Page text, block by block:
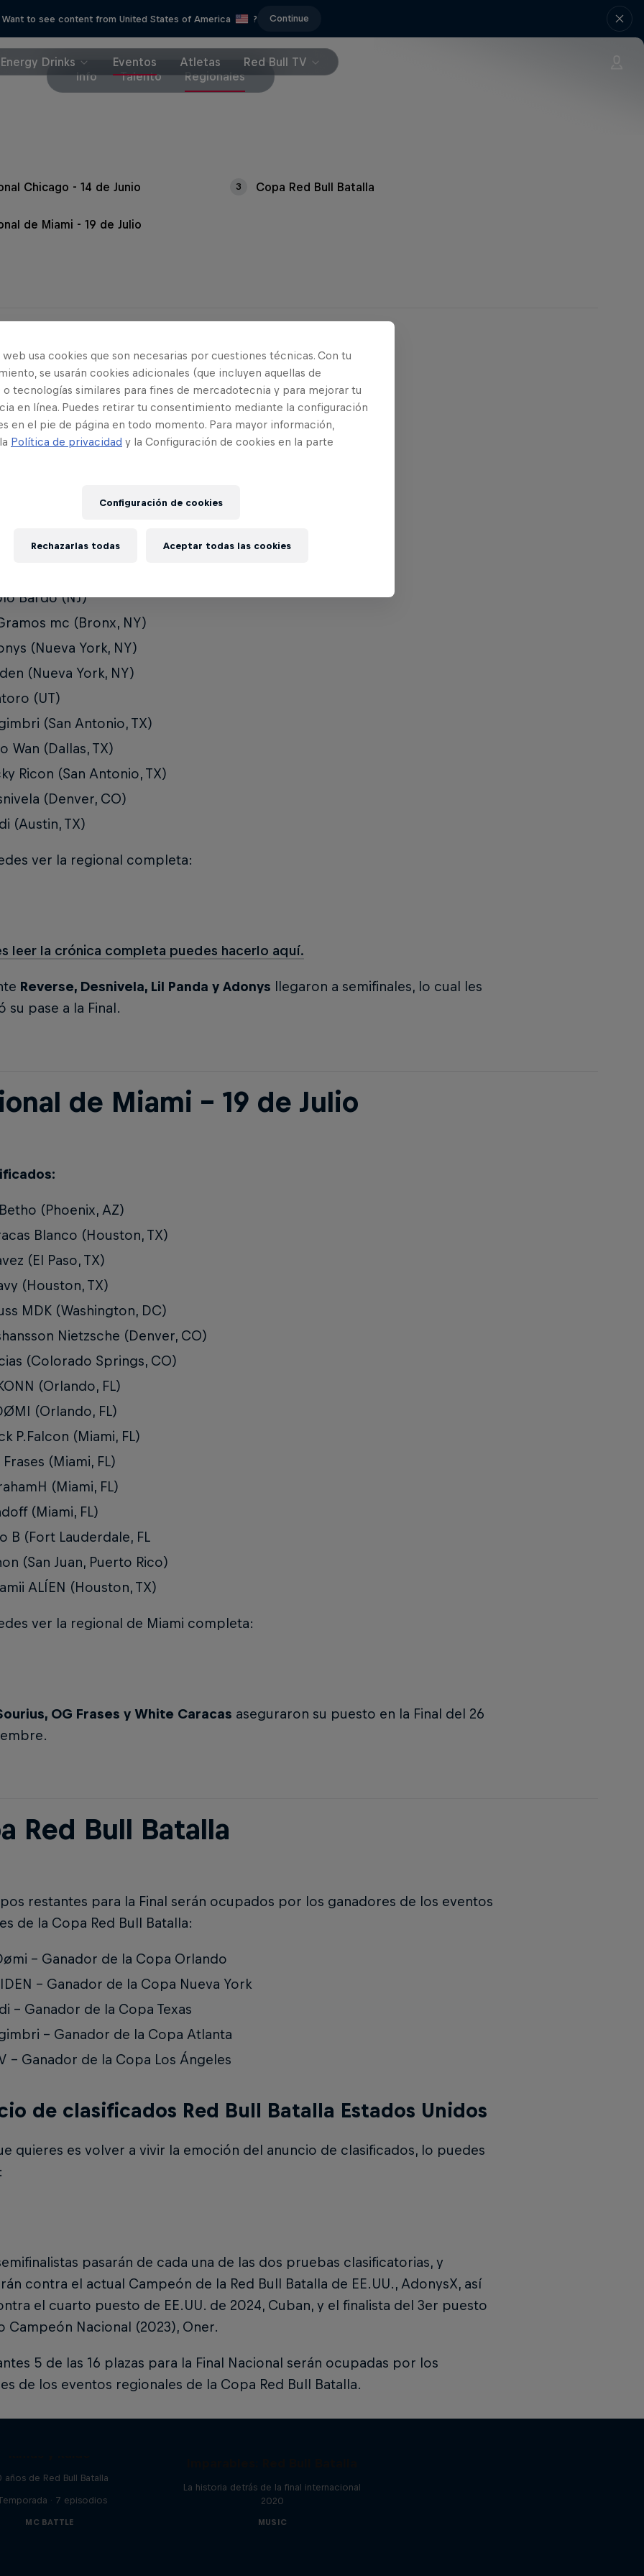
Want to see content from United States of America ? Continue
Energy Drinks Eventos Atletas
Red Bull TV
Info
Talento Regionales
Chicago - 14 de Junio
de Miami - 19 de Julio
3 Copa Red Bull Batalla
(Los Ángeles, CA)
(Nueva York, NY)
panda rck (Nueva York, NY)
Bardo (NJ)
mc (Bronx, NY)
(Nueva York, NY)
(Nueva York, NY)
(UT)
(San Antonio, TX)
Wan (Dallas, TX)
Ricon (San Antonio, TX)
(Denver, CO)
(Austin, TX)
ver la regional completa:
leer la crónica completa puedes hacerlo aquí.
Reverse, Desnivela, Lil Panda y Adonys llegaron a semifinales, lo cual les
su pase a la Final.
de Miami - 19 de Julio
(Phoenix, AZ)
Blanco (Houston, TX)
(El Paso, TX)
(Houston, TX)
MDK (Washington, DC)
Nietzsche (Denver, CO)
(Colorado Springs, CO)
(Orlando, FL)
(Orlando, FL)
P.Falcon (Miami, FL)
Frases (Miami, FL)
(Miami, FL)
(Miami, FL)
B (Fort Lauderdale, FL
(San Juan, Puerto Rico)
ALÍEN (Houston, TX)
ver la regional de Miami completa:
OG Frases y White Caracas aseguraron su puesto en la Final del 26
Red Bull Batalla
restantes para la Final serán ocupados por los ganadores de los eventos
de la Copa Red Bull Batalla:
- Ganador de la Copa Orlando
– Ganador de la Copa Nueva York
– Ganador de la Copa Texas
– Ganador de la Copa Atlanta
– Ganador de la Copa Los Ángeles
de clasificados Red Bull Batalla Estados Unidos
quieres es volver a vivir la emoción del anuncio de clasificados, lo puedes
pasarán de cada una de las dos pruebas clasificatorias, y
contra el actual Campeón de la Red Bull Batalla de EE.UU., AdonysX, así
el cuarto puesto de EE.UU. de 2024, Cuban, y el finalista del 3er puesto
Campeón Nacional (2023), Oner.
5 de las 16 plazas para la Final Nacional serán ocupadas por los
de los eventos regionales de la Copa Red Bull Batalla.
años de Red Bull Batalla
· 7 episodios
MC BATTLE
La historia detrás de la final internacional
2020
MUSIC
web usa cookies que son necesarias por cuestiones técnicas. Con tu
se usarán cookies adicionales (que incluyen aquellas de
tecnologías similares para fines de mercadotecnia y para mejorar tu
en línea. Puedes retirar tu consentimiento mediante la configuración
en el pie de página en todo momento. Para mayor información,
Política de privacidad y la Configuración de cookies en la parte
Configuración de cookies
Rechazarlas todas Aceptar todas las cookies